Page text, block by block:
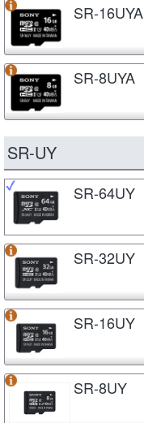
SR-16UYA
SR-8UYA
SR-UY
SR-64UY
SR-32UY
SR-16UY
SR-8UY